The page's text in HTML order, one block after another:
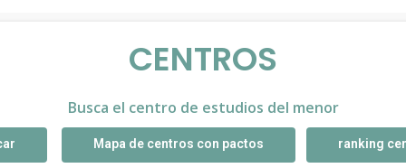
CENTROS
Busca el centro de estudios del menor
Mapa de centros con pactos ranking